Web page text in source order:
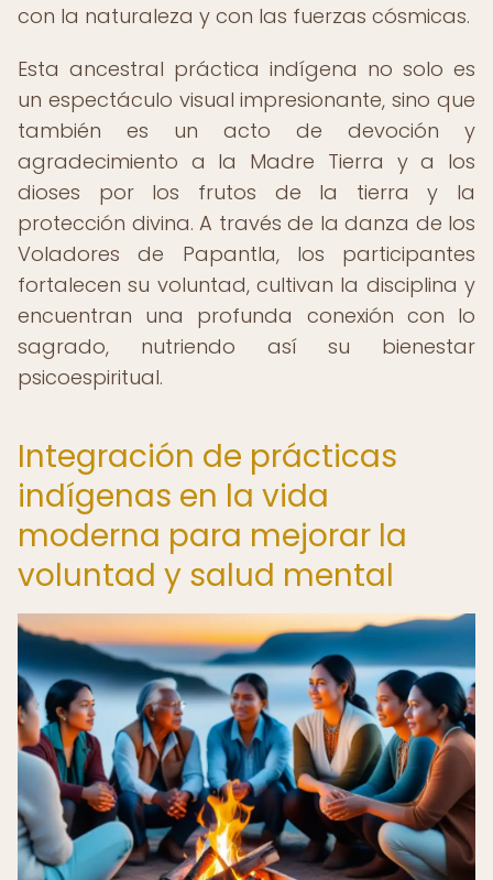
con la naturaleza y con las fuerzas cósmicas.
Esta ancestral práctica indígena no solo es
un espectáculo visual impresionante, sino que
también es un acto de devoción y
agradecimiento a la Madre Tierra y a los
dioses por los frutos de la tierra y la
protección divina. A través de la danza de los
Voladores de Papantla, los participantes
fortalecen su voluntad, cultivan la disciplina y
encuentran una profunda conexión con lo
sagrado, nutriendo así su bienestar
psicoespiritual.
Integración de prácticas
indígenas en la vida
moderna para mejorar la
voluntad y salud mental